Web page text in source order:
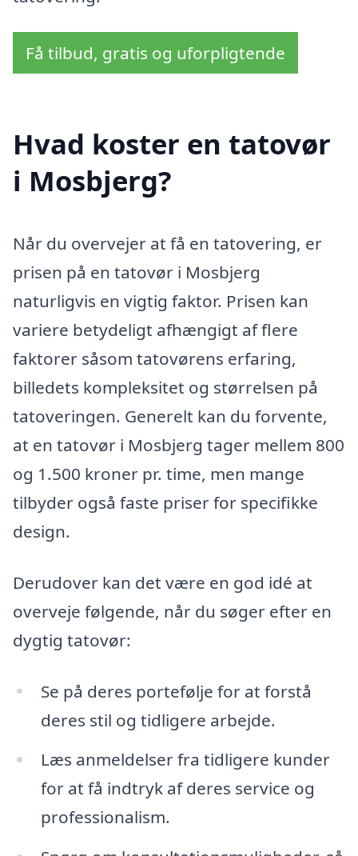
Få tilbud, gratis og uforpligtende
Hvad koster en tatovør
i Mosbjerg?
Når du overvejer at få en tatovering, er
prisen på en tatovør i Mosbjerg
naturligvis en vigtig faktor. Prisen kan
variere betydeligt afhængigt af flere
faktorer såsom tatovørens erfaring,
billedets kompleksitet og størrelsen på
tatoveringen. Generelt kan du forvente,
at en tatovør i Mosbjerg tager mellem 800
og 1.500 kroner pr. time, men mange
tilbyder også faste priser for specifikke
design.
Derudover kan det være en god idé at
overveje følgende, når du søger efter en
dygtig tatovør:
Se på deres portefølje for at forstå
deres stil og tidligere arbejde.
Læs anmeldelser fra tidligere kunder
for at få indtryk af deres service og
professionalism.